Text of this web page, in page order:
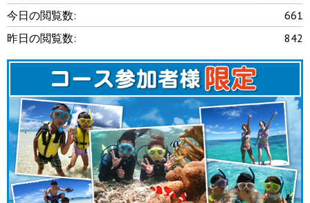
661
今日の閲覧数:
842
昨日の閲覧数: